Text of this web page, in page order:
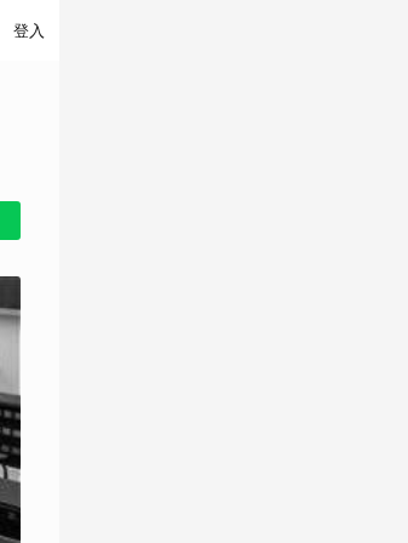
登入